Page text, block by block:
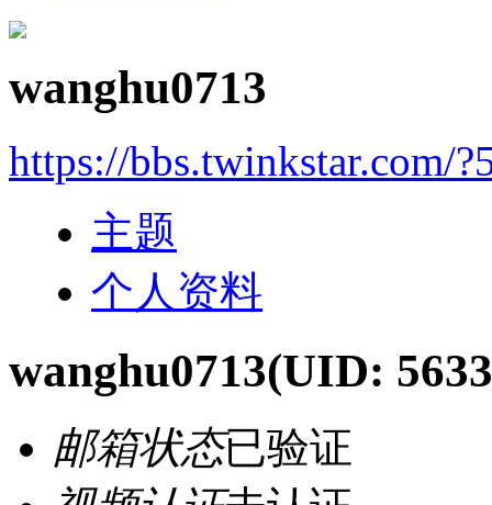
wanghu0713
https://bbs.twinkstar.com/
主题
个人资料
wanghu0713(UID:
邮箱状态已验证